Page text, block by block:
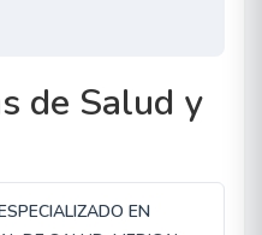
de Salud y
EN